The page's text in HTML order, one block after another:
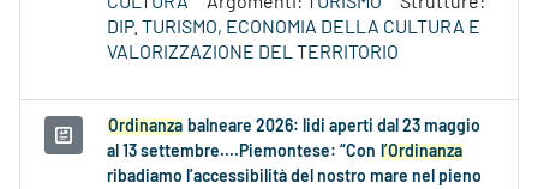
DIP. TURISMO, ECONOMIA DELLA CULTURA E
VALORIZZAZIONE DEL TERRITORIO
Ordinanza balneare 2026: lidi aperti dal 23 maggio
al 13 settembre....Piemontese: “Con l’Ordinanza
ribadiamo l’accessibilità del nostro mare nel pieno